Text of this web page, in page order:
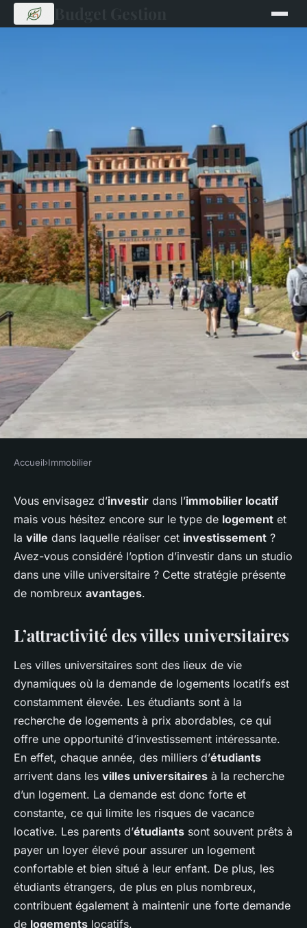
Quels sont les avantages
d'investir dans un studio dans
une ville universitaire par
rapport à une ville non
universitaire ?
Valentine 15 octobre 2024 5 min de lecture
Accueil›Immobilier
Vous envisagez d’investir dans l’immobilier locatif
mais vous hésitez encore sur le type de logement et
la ville dans laquelle réaliser cet investissement ?
Avez-vous considéré l’option d’investir dans un studio
dans une ville universitaire ? Cette stratégie présente
de nombreux avantages.
L’attractivité des villes universitaires
Les villes universitaires sont des lieux de vie
dynamiques où la demande de logements locatifs est
constamment élevée. Les étudiants sont à la
recherche de logements à prix abordables, ce qui
offre une opportunité d’investissement intéressante.
En effet, chaque année, des milliers d’étudiants
arrivent dans les villes universitaires à la recherche
d’un logement. La demande est donc forte et
constante, ce qui limite les risques de vacance
locative. Les parents d’étudiants sont souvent prêts à
payer un loyer élevé pour assurer un logement
confortable et bien situé à leur enfant. De plus, les
étudiants étrangers, de plus en plus nombreux,
contribuent également à maintenir une forte demande
de logements locatifs.